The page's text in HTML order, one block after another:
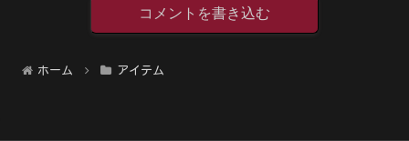
コメントを書き込む
ホーム アイテム